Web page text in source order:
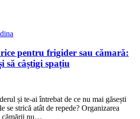
pentru frigider sau cămară:
să câștigi spațiu
și te-ai întrebat de ce nu mai găsești
se strică atât de repede? Organizarea
cămării nu…